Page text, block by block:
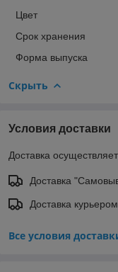
Цвет
Срок хранения
Форма выпуска
Скрыть
Условия доставки
Доставка
Доставка
Доставка курьером
Все условия